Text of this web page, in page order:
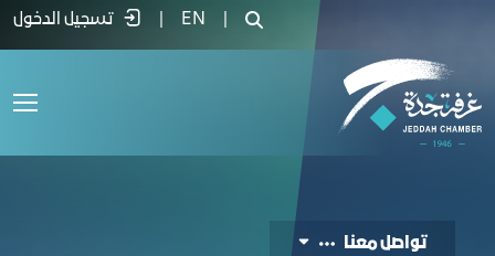
تواصل معنا - غرفة جدة EN تسجيل الدخول
تواصل معنا